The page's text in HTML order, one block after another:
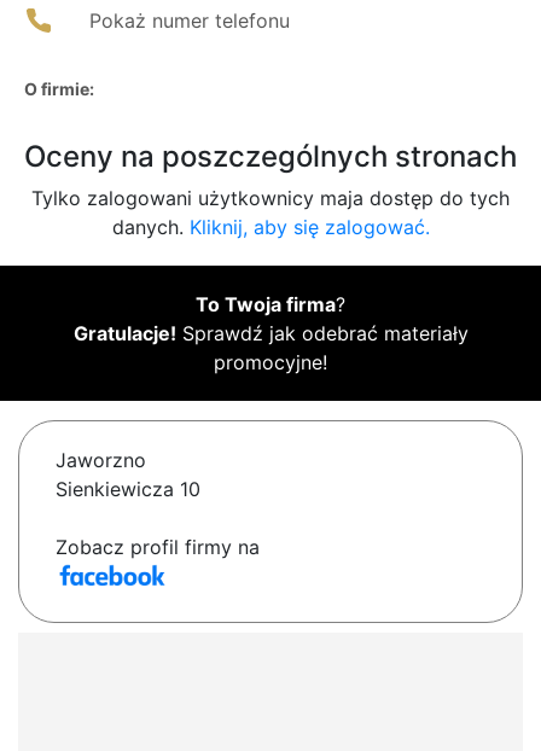
Pokaż numer telefonu
O firmie:
Oceny na poszczególnych stronach
Tylko zalogowani użytkownicy maja dostęp do tych
danych. Kliknij, aby się zalogować.
To Twoja firma?
Gratulacje! Sprawdź jak odebrać materiały
promocyjne!
Jaworzno
Sienkiewicza 10
Zobacz profil firmy na